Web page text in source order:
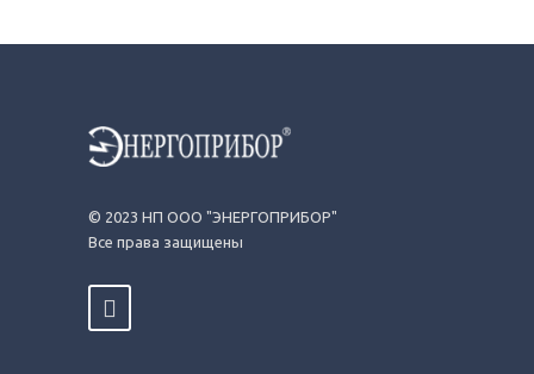
© 2023 НП ООО "ЭНЕРГОПРИБОР"
Все права защищены